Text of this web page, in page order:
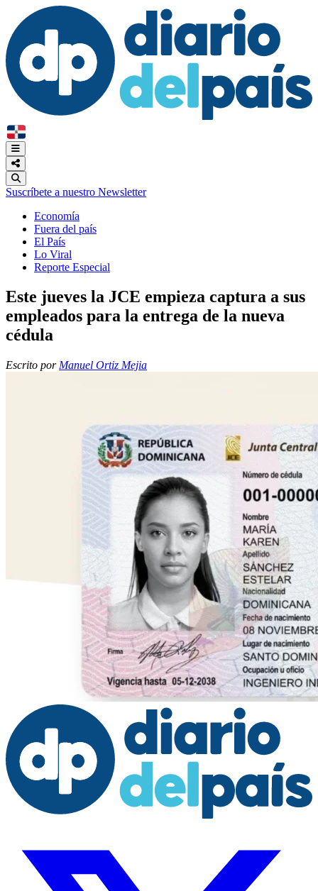
Suscríbete a nuestro Newsletter
Economía
Fuera del país
El País
Lo Viral
Reporte Especial
Este jueves la JCE empieza captura a sus
empleados para la entrega de la nueva
cédula
Escrito por Manuel Ortiz Mejia